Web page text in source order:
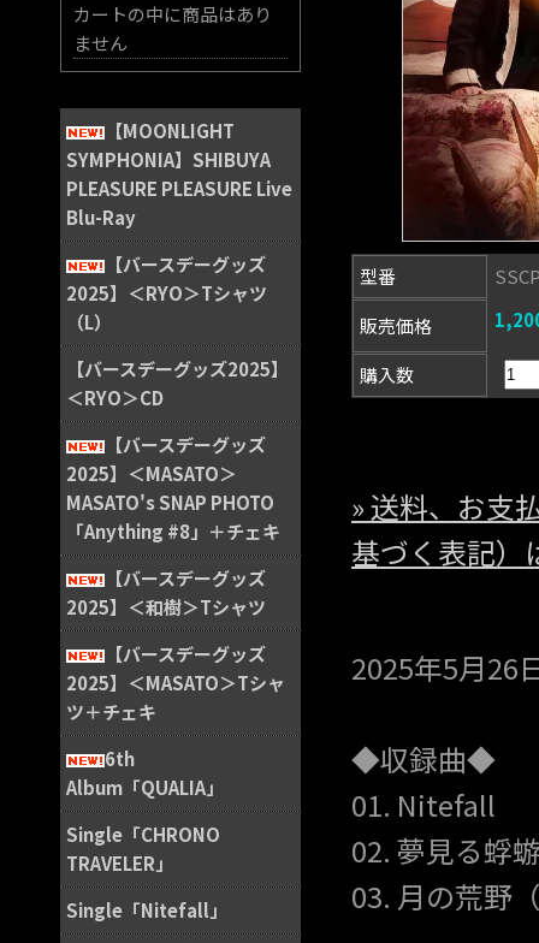
カートの中に商品はあり
ません
【MOONLIGHT
SYMPHONIA】SHIBUYA
PLEASURE PLEASURE Live
Blu-Ray
【バースデーグッズ
2025】＜RYO＞Tシャツ
（L）
【バースデーグッズ2025】
＜RYO＞CD
【バースデーグッズ
2025】＜MASATO＞
MASATO's SNAP PHOTO
「Anything #8」＋チェキ
【バースデーグッズ
2025】＜和樹＞Tシャツ
【バースデーグッズ
2025】＜MASATO＞Tシャ
ツ＋チェキ
6th
Album「QUALIA」
Single「CHRONO
TRAVELER」
Single「Nitefall」
型番
販売価格
購入数
» 送料、お支
基づく表記）
2025年5月26
◆収録曲◆
01. Nitefall
02. 夢見る蜉
03. 月の荒野